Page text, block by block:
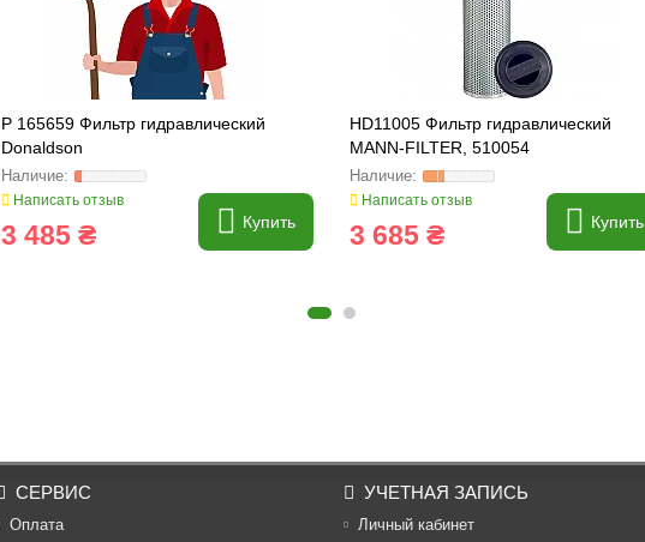
P 165659 Фильтр гидравлический
Donaldson
Написать отзыв
3 485 ₴ Купить
HD11005 Фильтр гидравлический
MANN-FILTER, 510054
Написать отзыв
3 685 ₴ Купить
СЕРВИС
Оплата
УЧЕТНАЯ ЗАПИСЬ
Личный кабинет